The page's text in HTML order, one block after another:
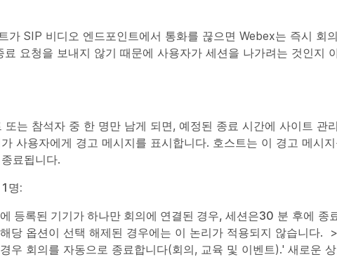
가 SIP 비디오 엔드포인트에서 통화를 끊으면 Webex는 즉시 회
요청을 보내지 않기 때문에 사용자가 세션을 나가려는 것인지
또는 참석자 중 한 명만 남게 되면, 예정된 종료 시간에 사이트 관
사용자에게 경고 메시지를 표시합니다. 호스트는 이 경고 메시
료됩니다.
명:
등록된 기기가 하나만 회의에 연결된 경우, 세션은30 분 후에 종
당 옵션이 선택 해제된 경우에는 이 논리가 적용되지 않습니다. >
우 회의를 자동으로 종료합니다(회의, 교육 및 이벤트).' 새로운